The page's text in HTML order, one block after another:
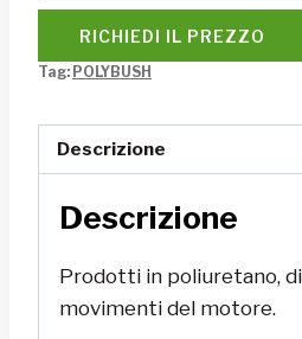
RICHIEDI IL PREZZO
Tag: POLYBUSH
Descrizione
Descrizione
Prodotti in poliuretano,
movimenti del motore.